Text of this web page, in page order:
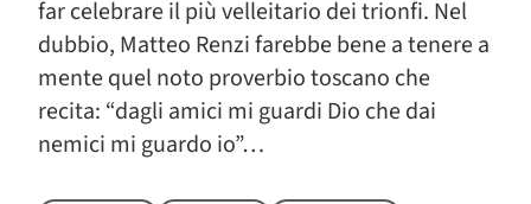
far celebrare il più velleitario dei trionfi. Nel
dubbio, Matteo Renzi farebbe bene a tenere a
mente quel noto proverbio toscano che
recita: “dagli amici mi guardi Dio che dai
nemici mi guardo io”…